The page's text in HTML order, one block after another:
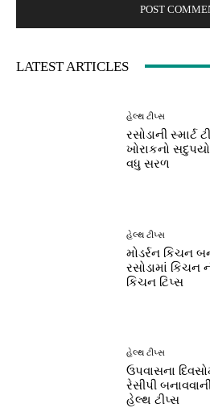
LATEST ARTICLES
હેલ્થ ટીપ્સ
રસોડાની સ્માર્ટ
ખોરાકનો
વધુ સરળ
હેલ્થ ટીપ્સ
મોડર્રન કિચન
રસોડામાં કિચન
કિચન ટિપ્સ
હેલ્થ ટીપ્સ
ઉપવાસના
રેસીપી
હેલ્થ ટીપ્સ